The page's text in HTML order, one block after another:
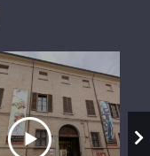
Ascolta il